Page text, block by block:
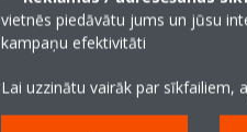
vietnēs piedāvātu jums un jūsu
kampaņu efektivitāti
Lai uzzinātu vairāk par sīkfailiem,